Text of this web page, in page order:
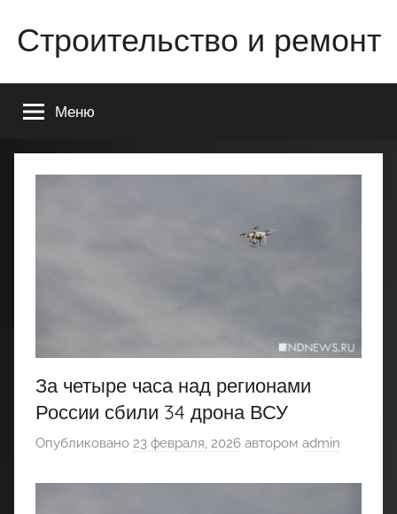
содержимому
Строительство и ремонт
строительстве
ремонте
Вашего
Меню
За четыре часа над регионами
России сбили 34 дрона ВСУ
Опубликовано 23 февраля, 2026 автором admin